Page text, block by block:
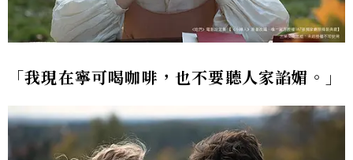
「我現在寧可喝咖啡，也不要聽人家諂媚。」